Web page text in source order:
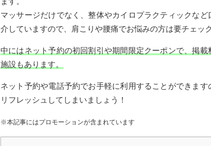
マッサージだけでなく、整体やカイロプラクティックな
介していますので、肩こりや腰痛でお悩みの方は要チェッ
中にはネット予約の初回割引や期間限定クーポンで、掲載
施設もあります。
ネット予約や電話予約でお手軽に利用することができま
リフレッシュしてしまいましょう！
※本記事にはプロモーションが含まれています